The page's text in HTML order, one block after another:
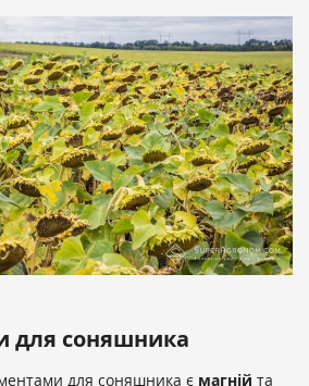
для соняшника
для соняшника є магній та